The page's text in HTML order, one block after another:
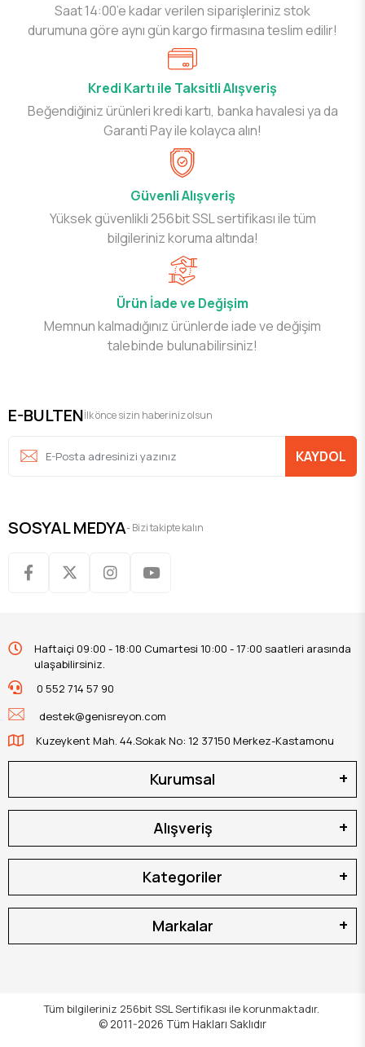
Saat 14:00’e kadar verilen siparişleriniz stok
durumuna göre aynı gün kargo firmasına teslim edilir!
Kredi Kartı ile Taksitli Alışveriş
Beğendiğiniz ürünleri kredi kartı, banka havalesi ya da
Garanti Pay ile kolayca alın!
Güvenli Alışveriş
Yüksek güvenlikli 256bit SSL sertifikası ile tüm
bilgileriniz koruma altında!
Ürün İade ve Değişim
Memnun kalmadığınız ürünlerde iade ve değişim
talebinde bulunabilirsiniz!
E-BULTENİlk önce sizin haberiniz olsun
KAYDOL
SOSYAL MEDYA- Bizi takipte kalın
Haftaiçi 09:00 - 18:00 Cumartesi 10:00 - 17:00 saatleri arasında
ulaşabilirsiniz.
0 552 714 57 90
destek@genisreyon.com
Kuzeykent Mah. 44.Sokak No: 12 37150 Merkez-Kastamonu
Kurumsal
Alışveriş
Kategoriler
Markalar
Tüm bilgileriniz 256bit SSL Sertifikası ile korunmaktadır.
© 2011-2026 Tüm Hakları Saklıdır